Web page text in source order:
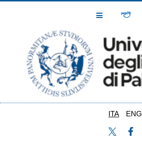
Toggle
ITA ENG